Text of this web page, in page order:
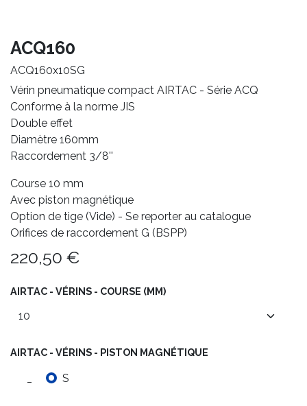
ACQ160
ACQ160x10SG
Vérin pneumatique compact AIRTAC - Série ACQ
Conforme à la norme JIS
Double effet
Diamètre 160mm
Raccordement 3/8''
Course 10 mm
Avec piston magnétique
Option de tige (Vide) - Se reporter au catalogue
Orifices de raccordement G (BSPP)
220,50 €
AIRTAC - VÉRINS - COURSE (MM)
AIRTAC - VÉRINS - PISTON MAGNÉTIQUE
S